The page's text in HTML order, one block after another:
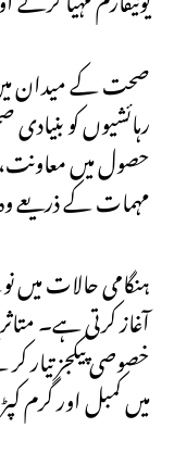
صحت کے میدان میں
رہائشیوں کو
حصول میں
مہمات کے ذریعے وہ
ہنگامی حالات
آغاز کرتی ہے۔
خصوصی پیکجز تیار
میں کمبل اور گرم